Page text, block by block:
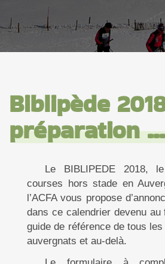
Biblipède
préparation ...
Le BIBLIPEDE 2018,
courses hors stade en
l’ACFA vous propose
dans ce calendrier devenu
guide de référence de tous
auvergnats et au-delà.